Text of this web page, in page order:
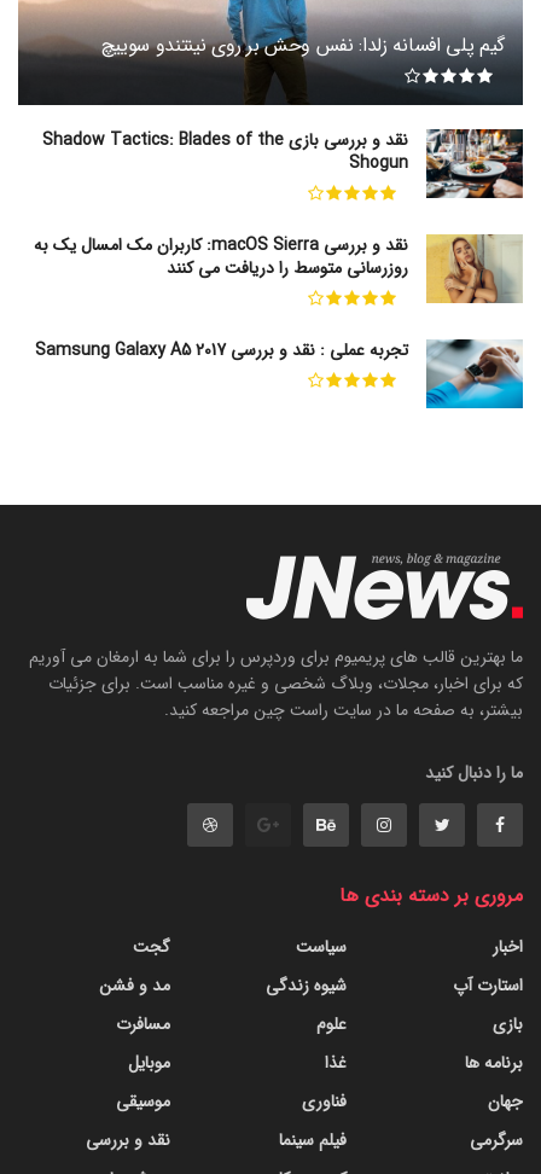
گیم پلی افسانه زلدا: نفس وحش بر روی نینتندو سوییچ
نقد و بررسی بازی Shadow Tactics: Blades of the
Shogun
نقد و بررسی macOS Sierra: کاربران مک امسال یک به
روزرسانی متوسط را دریافت می کنند
تجربه عملی : نقد و بررسی Samsung Galaxy A5 2017
ما بهترین قالب های پریمیوم برای وردپرس را برای شما به ارمغان می آوریم
که برای اخبار، مجلات، وبلاگ شخصی و غیره مناسب است. برای جزئیات
بیشتر، به صفحه ما در سایت راست چین مراجعه کنید.
ما را دنبال کنید
مروری بر دسته بندی ها
اخبار
استارت آپ
بازی
برنامه ها
جهان
سرگرمی
سیاست
شیوه زندگی
علوم
غذا
فناوری
فیلم سینما
گجت
مد و فشن
مسافرت
موبایل
موسیقی
نقد و بررسی